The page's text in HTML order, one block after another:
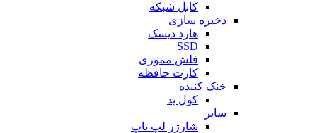
کابل شبکه
ذخیره سازی
هارد دیسک
SSD
فلش مموری
کارت حافظه
خنک کننده
کول پد
سایر
شارژر لپ تاپ